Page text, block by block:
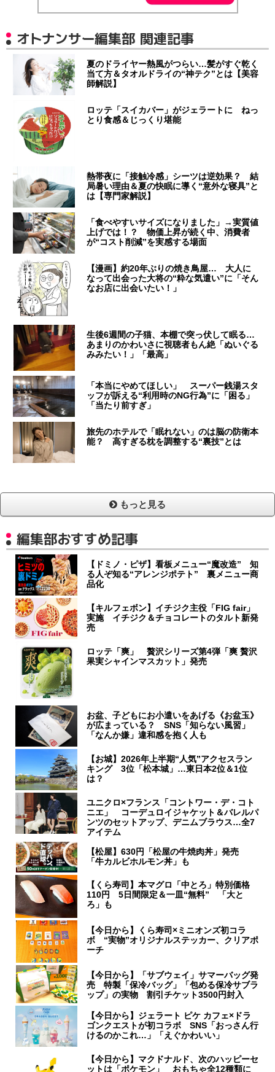
オトナンサー編集部 関連記事
夏のドライヤー熱風がつらい…髪がすぐ乾く
当て方＆タオルドライの“神テク”とは【美容
師解説】
ロッテ「スイカバー」がジェラートに ねっ
とり食感＆じっくり堪能
熱帯夜に「接触冷感」シーツは逆効果？ 結
局暑い理由＆夏の快眠に導く“意外な寝具”と
は【専門家解説】
「食べやすいサイズになりました」→実質値
上げでは！？ 物価上昇が続く中、消費者
が“コスト削減”を実感する場面
【漫画】約20年ぶりの焼き鳥屋… 大人に
なって出会った大将の“粋な気遣い”に「そん
なお店に出会いたい！」
生後6週間の子猫、本棚で突っ伏して眠る…
あまりのかわいさに視聴者もん絶「ぬいぐる
みみたい！」「最高」
「本当にやめてほしい」 スーパー銭湯スタ
ッフが訴える“利用時のNG行為”に「困る」
「当たり前すぎ」
旅先のホテルで「眠れない」のは脳の防衛本
能？ 高すぎる枕を調整する“裏技”とは
もっと見る
編集部おすすめ記事
【ドミノ・ピザ】看板メニュー“魔改造” 知
る人ぞ知る“アレンジポテト” 裏メニュー商
品化
【キルフェボン】イチジク主役「FIG fair」
実施 イチジク＆チョコレートのタルト新発
売
ロッテ「爽」 贅沢シリーズ第4弾「爽 贅沢
果実シャインマスカット」発売
お盆、子どもにお小遣いをあげる《お盆玉》
が広まっている？ SNS「知らない風習」
「なんか嫌」違和感を抱く人も
【お城】2026年上半期“人気”アクセスラン
キング 3位「松本城」…東日本2位＆1位
は？
ユニクロ×フランス「コントワー・デ・コト
ニエ」 コーデュロイジャケット＆バレルパ
ンツのセットアップ、デニムブラウス…全7
アイテム
【松屋】630円「松屋の牛焼肉丼」発売
「牛カルビホルモン丼」も
【くら寿司】本マグロ「中とろ」特別価格
110円 5日間限定＆一皿“無料” 「大と
ろ」も
【今日から】くら寿司×ミニオンズ初コラ
ボ “実物”オリジナルステッカー、クリアポ
ーチ
【今日から】「サブウェイ」サマーバッグ発
売 特製「保冷バッグ」「包める保冷サブラ
ップ」の実物 割引チケット3500円封入
【今日から】ジェラート ピケ カフェ×ドラ
ゴンクエストが初コラボ SNS「おっさん行
けるのかこれ…」「えぐかわいい」
【今日から】マクドナルド、次のハッピーセ
ットは「ポケモン」 おもちゃ全12種類に